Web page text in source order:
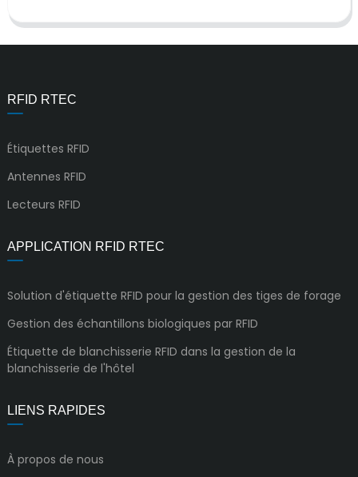
RFID RTEC
Étiquettes RFID
Antennes RFID
Lecteurs RFID
APPLICATION RFID RTEC
Solution d'étiquette RFID pour la gestion des tiges de forage
Gestion des échantillons biologiques par RFID
Étiquette de blanchisserie RFID dans la gestion de la
blanchisserie de l'hôtel
LIENS RAPIDES
À propos de nous